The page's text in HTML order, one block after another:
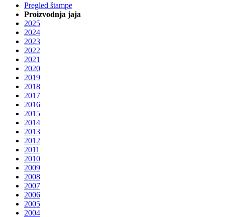
Pregled štampe
Proizvodnja jaja
2025
2024
2023
2022
2021
2020
2019
2018
2017
2016
2015
2014
2013
2012
2011
2010
2009
2008
2007
2006
2005
2004